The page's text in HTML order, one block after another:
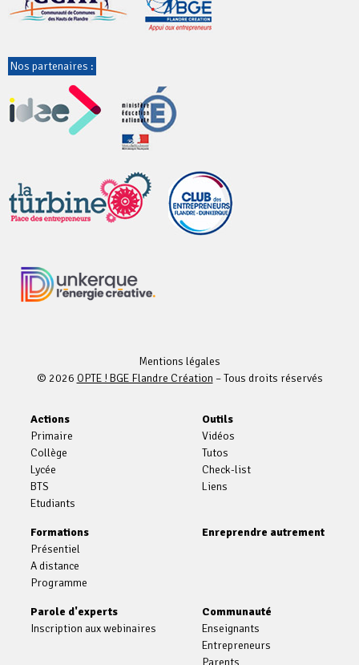
Nos partenaires :
Mentions légales
© 2026 OPTE ! BGE Flandre Création – Tous droits réservés
Actions
Primaire
Collège
Lycée
BTS
Etudiants
Outils
Vidéos
Tutos
Check-list
Liens
Formations
Présentiel
A distance
Programme
Enreprendre autrement
Parole d'experts
Inscription aux webinaires
Communauté
Enseignants
Entrepreneurs
Parents